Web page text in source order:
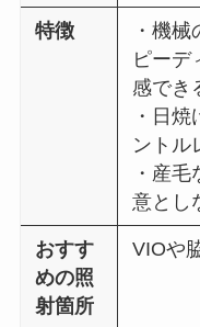
特徴
・機
ピーデ
感でき
・日
ントル
・産
意とし
おすす
めの照
射箇所
VIOや